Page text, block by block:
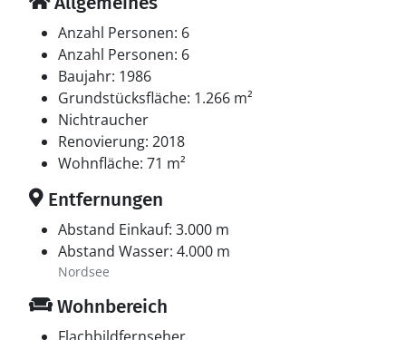
Anzahl Personen: 6
Anzahl Personen: 6
Baujahr: 1986
Grundstücksfläche: 1.266 m²
Nichtraucher
Renovierung: 2018
Wohnfläche: 71 m²
Entfernungen
Abstand Einkauf: 3.000 m
Abstand Wasser: 4.000 m
Nordsee
Wohnbereich